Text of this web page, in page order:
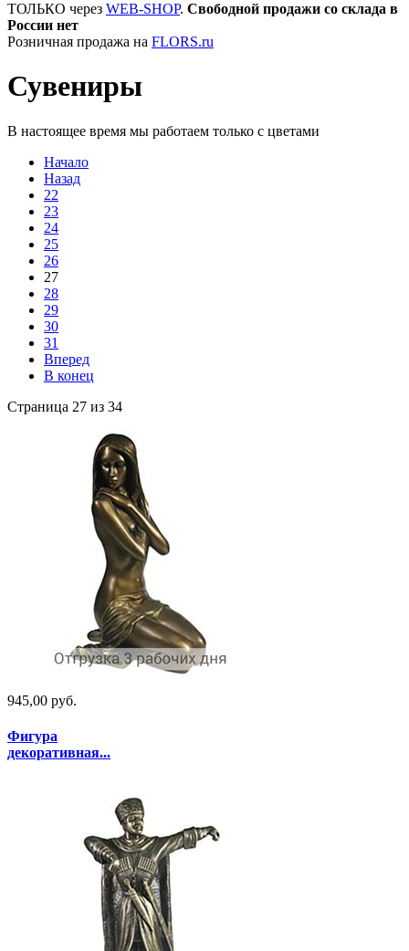
ТОЛЬКО через WEB-SHOP. Свободной продажи со склада в
России нет
Розничная продажа на FLORS.ru
Сувениры
В настоящее время мы работаем только с цветами
Начало
Назад
22
23
24
25
26
27
28
29
30
31
Вперед
В конец
Страница 27 из 34
945,00 руб.
Фигура
декоративная...